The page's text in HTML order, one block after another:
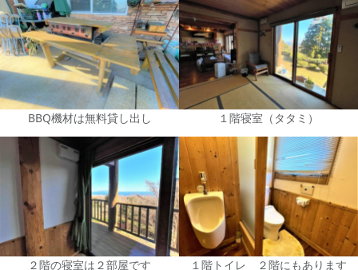
BBQ機材は無料貸し出し １階寝室（タタミ）
２階の寝室は２部屋です １階トイレ ２階にもあります